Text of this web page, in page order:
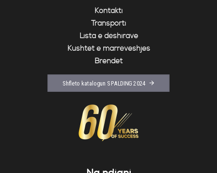
Kontakti
Transporti
Lista e dëshirave
Kushtet e marrëveshjes
Brendet
Shfleto katalogun SPALDING 2024